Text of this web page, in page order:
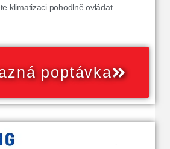
klimatizaci pohodlně ovládat
poptávka